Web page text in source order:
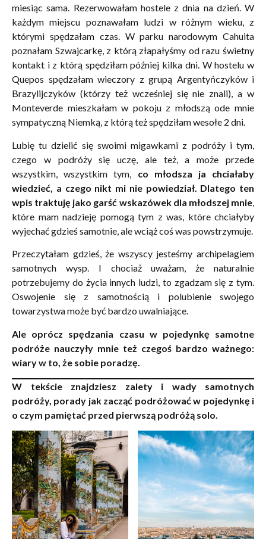
miesiąc sama. Rezerwowałam hostele z dnia na dzień. W
każdym miejscu poznawałam ludzi w różnym wieku, z
którymi spędzałam czas. W parku narodowym Cahuita
poznałam Szwajcarkę, z którą złapałyśmy od razu świetny
kontakt i z którą spędziłam później kilka dni. W hostelu w
Quepos spędzałam wieczory z grupą Argentyńczyków i
Brazylijczyków (którzy też wcześniej się nie znali), a w
Monteverde mieszkałam w pokoju z młodszą ode mnie
sympatyczną Niemką, z którą też spędziłam wesołe 2 dni.
Lubię tu dzielić się swoimi migawkami z podróży i tym,
czego w podróży się uczę, ale też, a może przede
wszystkim, wszystkim tym, co młodsza ja chciałaby
wiedzieć, a czego nikt mi nie powiedział. Dlatego ten
wpis traktuję jako garść wskazówek dla młodszej mnie,
które mam nadzieję pomogą tym z was, które chciałyby
wyjechać gdzieś samotnie, ale wciąż coś was powstrzymuje.
Przeczytałam gdzieś, że wszyscy jesteśmy archipelagiem
samotnych wysp. I chociaż uważam, że naturalnie
potrzebujemy do życia innych ludzi, to zgadzam się z tym.
Oswojenie się z samotnością i polubienie swojego
towarzystwa może być bardzo uwalniające.
Ale oprócz spędzania czasu w pojedynkę samotne
podróże nauczyły mnie też czegoś bardzo ważnego:
wiary w to, że sobie poradzę.
W tekście znajdziesz zalety i wady samotnych
podróży, porady jak zacząć podróżować w pojedynkę i
o czym pamiętać przed pierwszą podróżą solo.